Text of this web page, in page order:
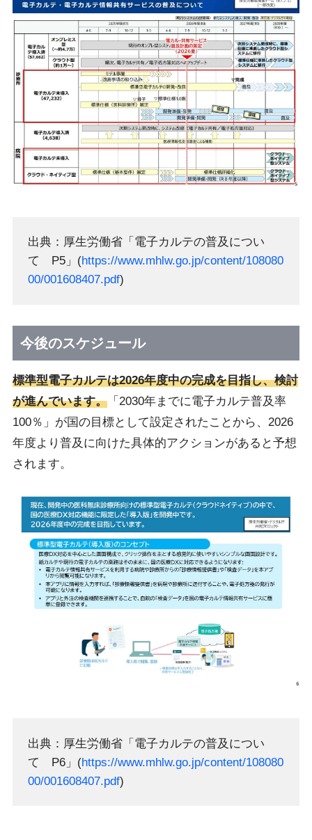
出典：厚生労働省「電子カルテの普及につい
て P5」(https://www.mhlw.go.jp/content/108080
00/001608407.pdf)
今後のスケジュール
標準型電子カルテは2026年度中の完成を目指し、検討
が進んでいます。「2030年までに電子カルテ普及率
100％」が国の目標として設定されたことから、2026
年度より普及に向けた具体的アクションがあると予想
されます。
出典：厚生労働省「電子カルテの普及につい
て P6」(https://www.mhlw.go.jp/content/108080
00/001608407.pdf)